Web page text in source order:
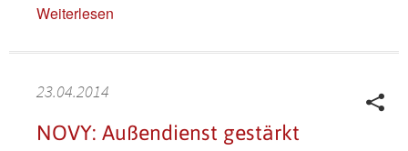
Weiterlesen
23.04.2014
NOVY: Außendienst gestärkt